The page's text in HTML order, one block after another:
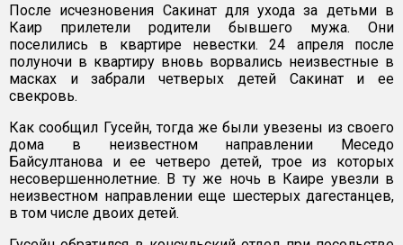
После исчезновения Сакинат для ухода за детьми в
Каир прилетели родители бывшего мужа. Они
поселились в квартире невестки. 24 апреля после
полуночи в квартиру вновь ворвались неизвестные в
масках и забрали четверых детей Сакинат и ее
свекровь.
Как сообщил Гусейн, тогда же были увезены из своего
дома в неизвестном направлении Меседо
Байсултанова и ее четверо детей, трое из которых
несовершеннолетние. В ту же ночь в Каире увезли в
неизвестном направлении еще шестерых дагестанцев,
в том числе двоих детей.